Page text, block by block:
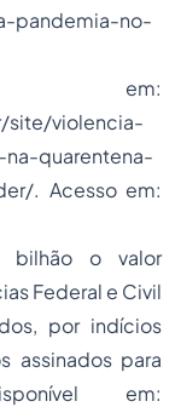
pandemia-no-
em:
site/violencia-
quarentena-
. Acesso em:
bilhão o valor
Federal e Civil
por indícios
assinados para
em: